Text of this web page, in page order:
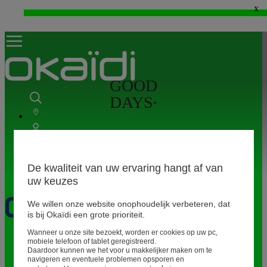
WEB ONLY: -20%* vanaf 3 aangekochte artikelen > Ik geniat ervan !
x
Geboorte0 - 12 maanden
GOOD
DAYS *
De kwaliteit van uw ervaring hangt af van
uw keuzes
We willen onze website onophoudelijk verbeteren, dat
is bij Okaïdi een grote prioriteit.
Wanneer u onze site bezoekt, worden er cookies op uw pc,
mobiele telefoon of tablet geregistreerd.
Daardoor kunnen we het voor u makkelijker maken om te
navigeren en eventuele problemen opsporen en